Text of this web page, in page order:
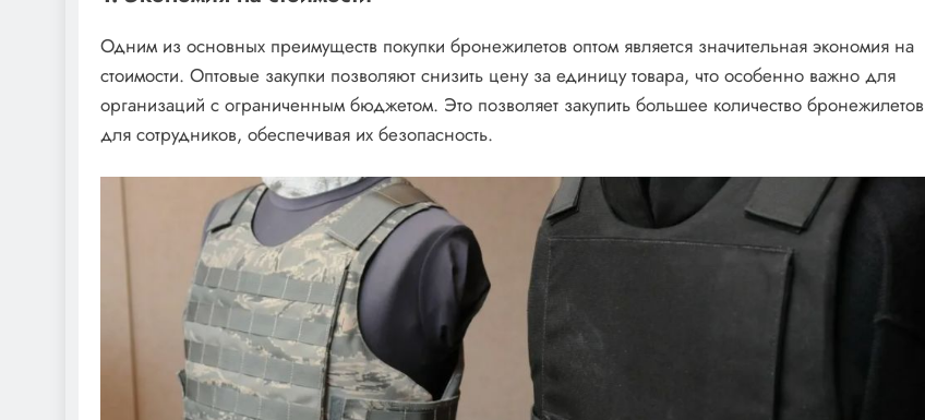
Одним из основных преимуществ покупки бронежилетов оптом является значительная экономия на
стоимости. Оптовые закупки позволяют снизить цену за единицу товара, что особенно важно для
организаций с ограниченным бюджетом. Это позволяет закупить большее количество бронежилетов
для сотрудников, обеспечивая их безопасность.